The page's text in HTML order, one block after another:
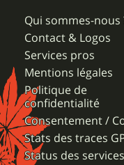
Qui sommes-nous
Contact & Logos
Services pros
Mentions légales
Politique de
confidentialité
Consentement /
Stats des traces
Status des services